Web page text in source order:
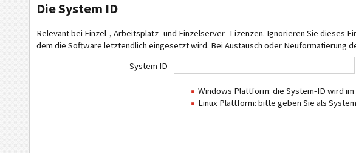
Die System ID
Relevant bei Einzel-, Arbeitsplatz- und Einzelserver- Lizenzen. Ignorieren Sie dieses
dem die Software letztendlich eingesetzt wird. Bei Austausch oder Neuformatierung
System ID
Windows Plattform: die System-ID wird im
Linux Plattform: bitte geben Sie als